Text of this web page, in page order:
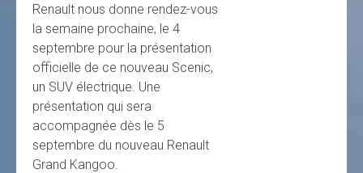
Renault nous donne rendez-vous
la semaine prochaine, le 4
septembre pour la présentation
officielle de ce nouveau Scenic,
un SUV électrique. Une
présentation qui sera
accompagnée dès le 5
septembre du nouveau Renault
Grand Kangoo.